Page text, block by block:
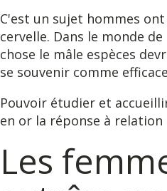
C'est un sujet hommes
cervelle. Dans le monde
chose le mâle espèces
se souvenir comme
Pouvoir étudier et
en or la réponse à
Les